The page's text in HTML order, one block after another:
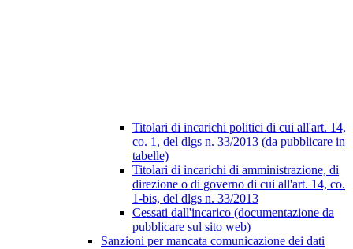
Titolari di incarichi politici di cui all'art. 14,
co. 1, del dlgs n. 33/2013 (da pubblicare in
tabelle)
Titolari di incarichi di amministrazione, di
direzione o di governo di cui all'art. 14, co.
1-bis, del dlgs n. 33/2013
Cessati dall'incarico (documentazione da
pubblicare sul sito web)
Sanzioni per mancata comunicazione dei dati